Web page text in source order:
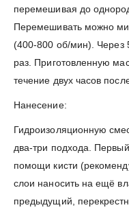
перемешивая до
Перемешивать можно
(400-800 об/мин). Через
раз. Приготовленную
течение двух часов
Нанесение:
Гидроизоляционную
два-три подхода.
помощи кисти
слои наносить на ещё
предыдущий,